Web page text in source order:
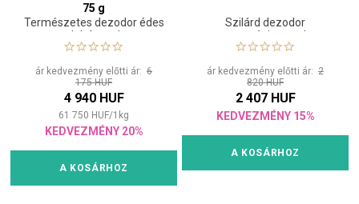
75 g
Természetes dezodor édes
dohánnyal
ár kedvezmény előtti ár: 6
175 HUF
4 940 HUF
61 750 HUF/1 kg
KEDVEZMÉNY 20%
A KOSÁRHOZ
Szilárd dezodor
magnéziummal
ár kedvezmény előtti ár: 2
820 HUF
2 407 HUF
KEDVEZMÉNY 15%
A KOSÁRHOZ